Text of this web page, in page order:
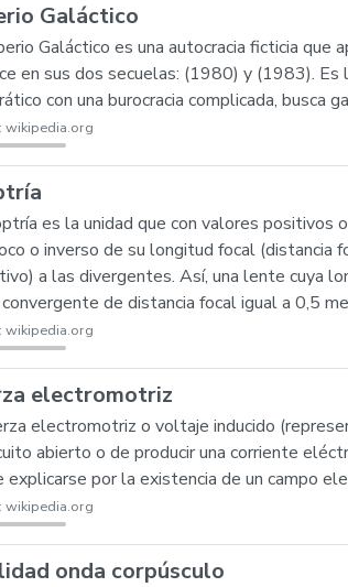
Galáctico
Galáctico es una autocracia ficticia
en sus dos secuelas: (1980) y (1983). Es
con una burocracia complicada, busca
wikipedia.org
es la unidad que con valores
o inverso de su longitud focal
a las divergentes. Así, una lente cuya
de distancia focal igual a 0,5
wikipedia.org
electromotriz
electromotriz o voltaje inducido
abierto o de producir una corriente
explicarse por la existencia de un campo
wikipedia.org
onda corpúsculo